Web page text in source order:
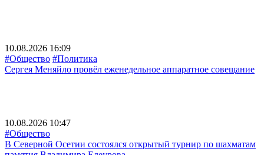
10.08.2026 16:09
#Общество #Политика
Сергея Меняйло провёл еженедельное аппаратное совещание
10.08.2026 10:47
#Общество
В Северной Осетии состоялся открытый турнир по шахматам